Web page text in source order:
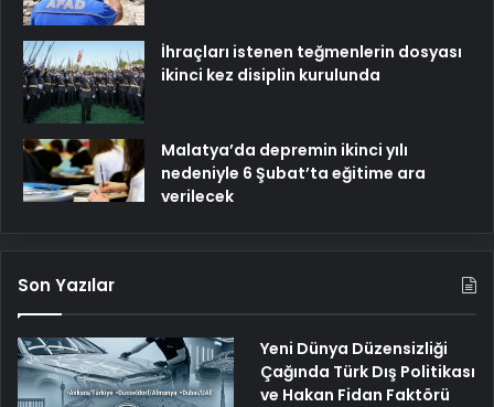
İhraçları istenen teğmenlerin dosyası
ikinci kez disiplin kurulunda
Malatya’da depremin ikinci yılı
nedeniyle 6 Şubat’ta eğitime ara
verilecek
Son Yazılar
Yeni Dünya Düzensizliği
Çağında Türk Dış Politikası
ve Hakan Fidan Faktörü